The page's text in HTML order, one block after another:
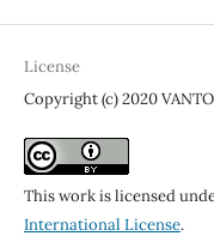
License
Copyright (c) 2020
This work is licensed
International License.